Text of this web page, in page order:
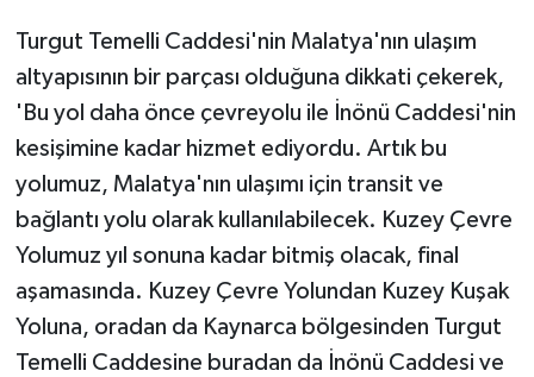
Turgut Temelli Caddesi'nin Malatya'nın ulaşım
altyapısının bir parçası olduğuna dikkati çekerek,
'Bu yol daha önce çevreyolu ile İnönü Caddesi'nin
kesişimine kadar hizmet ediyordu. Artık bu
yolumuz, Malatya'nın ulaşımı için transit ve
bağlantı yolu olarak kullanılabilecek. Kuzey Çevre
Yolumuz yıl sonuna kadar bitmiş olacak, final
aşamasında. Kuzey Çevre Yolundan Kuzey Kuşak
Yoluna, oradan da Kaynarca bölgesinden Turgut
Temelli Caddesine buradan da İnönü Caddesi ve